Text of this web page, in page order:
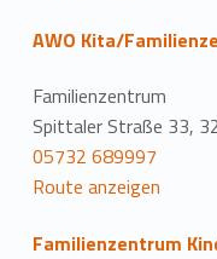
AWO Kita/
Familienzentrum
Spittaler Straße 33,
05732 689997
Route anzeigen
Familienzentrum